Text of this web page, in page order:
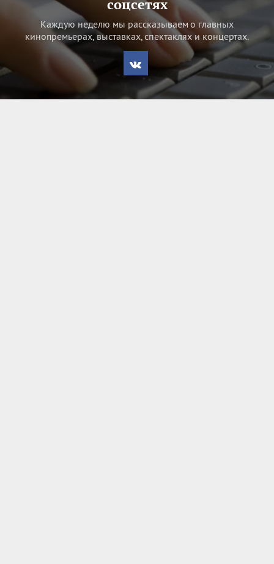
соцсетях
Каждую неделю мы рассказываем о главных
кинопремьерах, выставках, спектаклях и концертах.